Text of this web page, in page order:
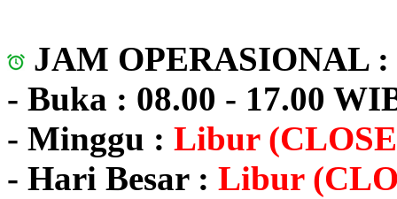
JAM OPERASIONAL :
- Buka : 08.00 - 17.00
- Minggu : Libur
- Hari Besar : Libur